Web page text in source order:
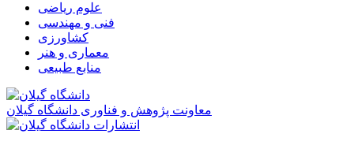
علوم ریاضی
فنی و مهندسی
کشاورزی
معماری و هنر
منابع طبیعی
معاونت پژوهش و فناوری دانشگاه گیلان